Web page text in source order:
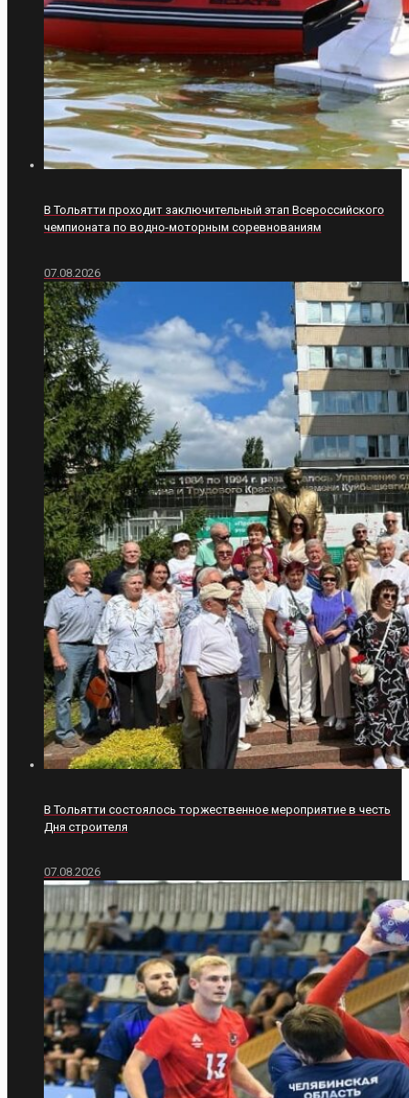
В Тольятти проходит заключительный этап Всероссийского
чемпионата по водно-моторным соревнованиям
07.08.2026
В Тольятти состоялось торжественное мероприятие в честь
Дня строителя
07.08.2026